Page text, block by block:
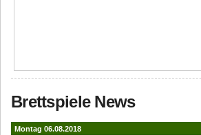
Brettspiele News
Montag 06.08.2018